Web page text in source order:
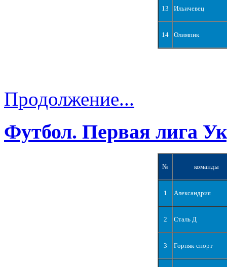
13 Ильичевец
14 Олимпик
Продолжение...
Футбол. Первая лига
№ команды
1 Александрия
2 Сталь Д
3 Горняк-спорт